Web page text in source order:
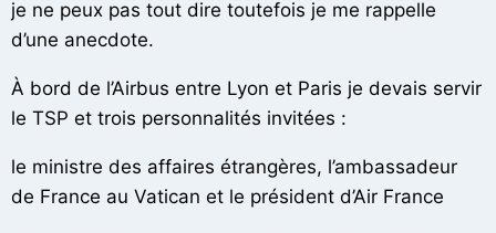
je ne peux pas tout dire toutefois je me rappelle
d’une anecdote.
À bord de l’Airbus entre Lyon et Paris je devais servir
le TSP et trois personnalités invitées :
le ministre des affaires étrangères, l’ambassadeur
de France au Vatican et le président d’Air France